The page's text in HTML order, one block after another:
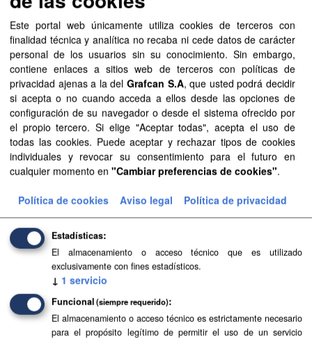
SIPU PDF HTML FIP
Planeamiento urbanístico de Adeje
Planeamiento urbanístico sistematizado del municipio de
Adeje . Esta información es producida y mantenida por el
Gobierno de Canarias y ha contado con la financiación
del...
SIPU PDF HTML FIP
Planeamiento de Espacios Naturales de Gran
Planeamiento sistematizado de Espacios Naturales de la
isla de Gran Canaria. Esta información es producida y
mantenida por el Gobierno de Canarias y ha contado con
la...
PDF HTML FIP
Planeamiento de Espacios Naturales de Tenerife
Planeamiento sistematizado de Espacios Naturales de la
Este portal web únicamente utiliza cookies de terceros con
finalidad técnica y analítica no recaba ni cede datos de carácter
personal de los usuarios sin su conocimiento. Sin embargo,
contiene enlaces a sitios web de terceros con políticas de
privacidad ajenas a la del Grafcan S.A, que usted podrá decidir
si acepta o no cuando acceda a ellos desde las opciones de
configuración de su navegador o desde el sistema ofrecido por
el propio tercero. Si elige "Aceptar todas", acepta el uso de
todas las cookies. Puede aceptar y rechazar tipos de cookies
individuales y revocar su consentimiento para el futuro en
cualquier momento en "Cambiar preferencias de cookies".
Política de cookies Aviso legal Política de privacidad
Estadísticas
El almacenamiento o acceso técnico que es utilizado
exclusivamente con fines estadísticos.
↓ 1 servicio
Funcional (siempre requerido)
El almacenamiento o acceso técnico es estrictamente necesario
para el propósito legítimo de permitir el uso de un servicio